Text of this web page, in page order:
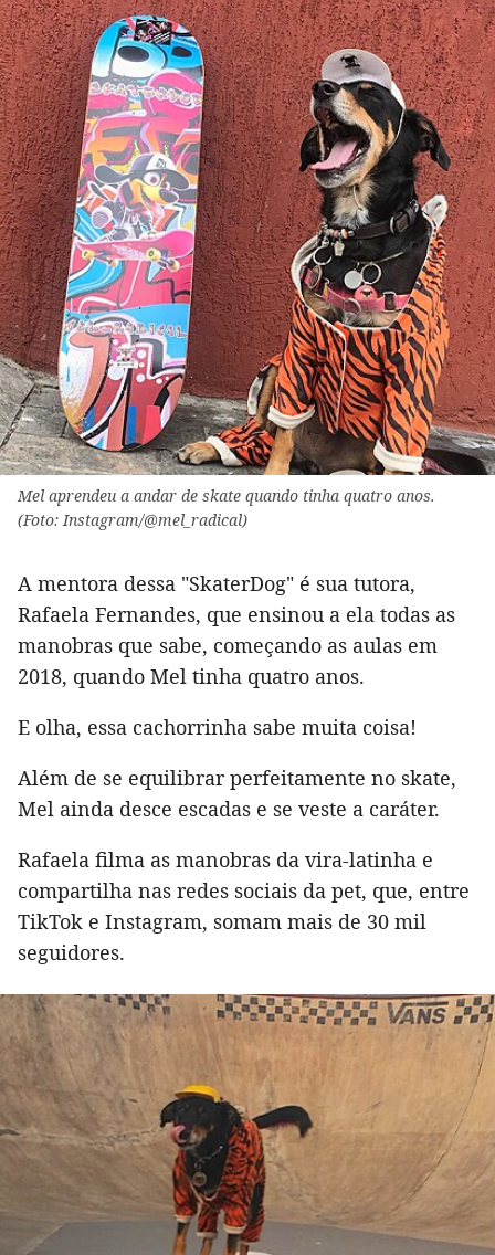
Mel aprendeu a andar de skate quando tinha quatro anos.
(Foto: Instagram/@mel_radical)
A mentora dessa "SkaterDog" é sua tutora,
Rafaela Fernandes, que ensinou a ela todas as
manobras que sabe, começando as aulas em
2018, quando Mel tinha quatro anos.
E olha, essa cachorrinha sabe muita coisa!
Além de se equilibrar perfeitamente no skate,
Mel ainda desce escadas e se veste a caráter.
Rafaela filma as manobras da vira-latinha e
compartilha nas redes sociais da pet, que, entre
TikTok e Instagram, somam mais de 30 mil
seguidores.